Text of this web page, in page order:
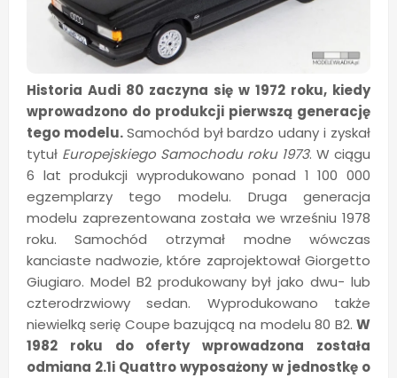
Historia Audi 80 zaczyna się w 1972 roku, kiedy
wprowadzono do produkcji pierwszą generację
tego modelu.Samochód był bardzo udany i zyskał
tytuł Europejskiego Samochodu roku 1973. W ciągu
6 lat produkcji wyprodukowano ponad 1 100 000
egzemplarzy tego modelu. Druga generacja
modelu zaprezentowana została we wrześniu 1978
roku. Samochód otrzymał modne wówczas
kanciaste nadwozie, które zaprojektował Giorgetto
Giugiaro. Model B2 produkowany był jako dwu- lub
czterodrzwiowy sedan. Wyprodukowano także
niewielką serię Coupe bazującą na modelu 80 B2.W
1982 roku do oferty wprowadzona została
odmiana 2.1i Quattro wyposażony w jednostkę o